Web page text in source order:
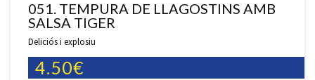
051. TEMPURA DE LLAGOSTINS AMB
SALSA TIGER
Deliciós i explosiu
4.50€